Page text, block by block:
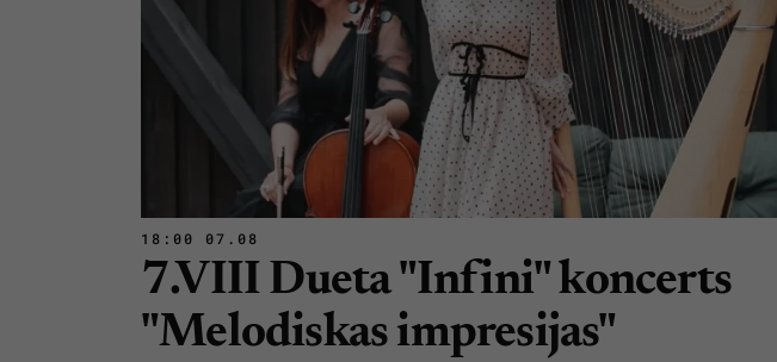
18:00 07.08
7.VIII Dueta "Infini" koncerts
"Melodiskas impresijas"